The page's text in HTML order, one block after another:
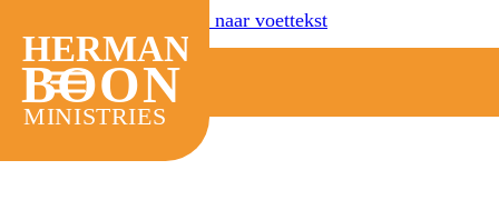
Ga naar voettekst
MINISTRIES
BOON
HERMAN